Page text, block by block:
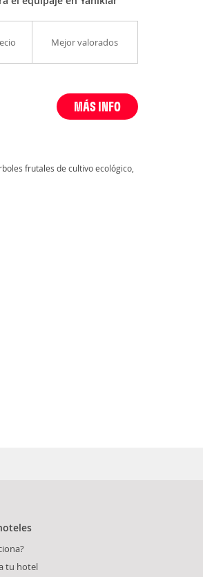
Mejor valorados
MÁS INFO
frutales de cultivo ecológico,
tu hotel